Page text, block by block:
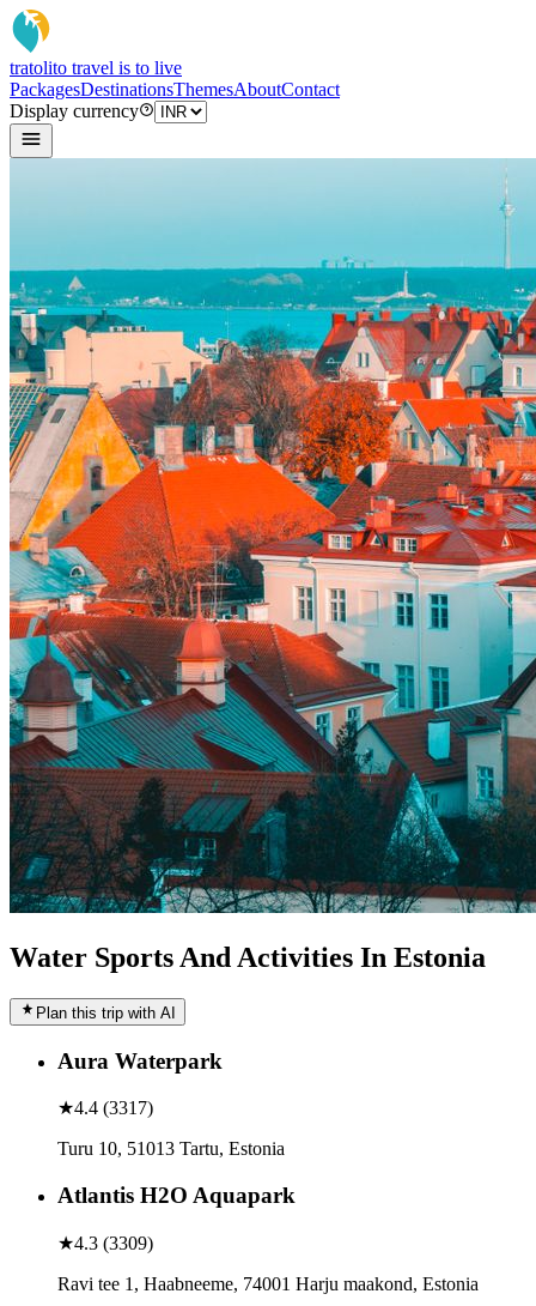
tratolito travel is to live
PackagesDestinationsThemesAboutContact
Display currency
Water Sports And Activities In Estonia
Plan this trip with AI
Aura Waterpark
★4.4 (3317)
Turu 10, 51013 Tartu, Estonia
Atlantis H2O Aquapark
★4.3 (3309)
Ravi tee 1, Haabneeme, 74001 Harju maakond, Estonia